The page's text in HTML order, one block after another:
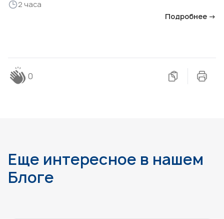
2 часа
Подробнее →
0
Еще интересное в нашем
Блоге